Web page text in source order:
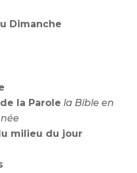
Dimanche
la Parole la Bible en
milieu du jour